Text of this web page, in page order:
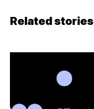
Related stories